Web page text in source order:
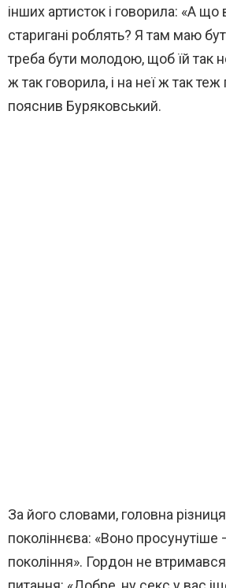
інших артисток і говорила: «А що
старигані роблять? Я там маю
треба бути молодою, щоб їй так
ж так говорила, і на неї ж так теж
пояснив Буряковський.
За його словами, головна
поколіннєва: «Воно просунутіше
покоління». Гордон не